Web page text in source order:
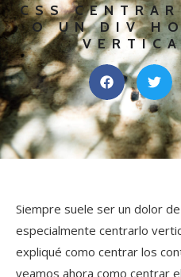
CSS
O UN DIV
Siempre suele ser un dolor
especialmente centrarlo
expliqué como centrar los
veamos ahora como centrar